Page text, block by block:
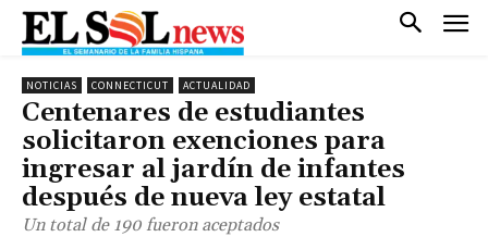
NOTICIAS CONNECTICUT ACTUALIDAD
Centenares de estudiantes
solicitaron exenciones para
ingresar al jardín de infantes
después de nueva ley estatal
Un total de 190 fueron aceptados